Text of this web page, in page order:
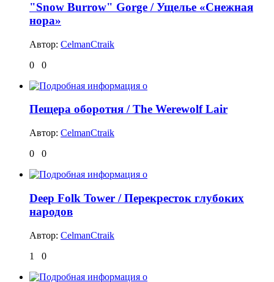
"Snow Burrow" Gorge / Ущелье «Снежная
нора»
Автор: CelmanCtraik
0
0
Пещера оборотня / The Werewolf Lair
Автор: CelmanCtraik
0
0
Deep Folk Tower / Перекресток глубоких
народов
Автор: CelmanCtraik
1
0